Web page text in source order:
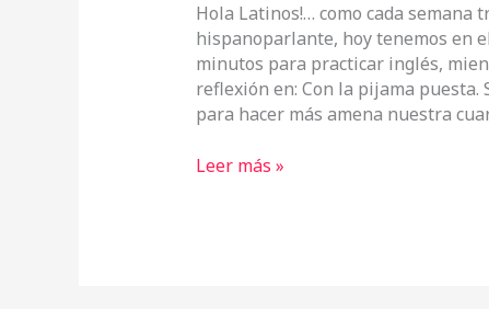
Hola Latinos!… como cada semana
hispanoparlante, hoy tenemos en
minutos para practicar inglés,
reflexión en: Con la pijama puesta.
para hacer más amena nuestra
Leer más »